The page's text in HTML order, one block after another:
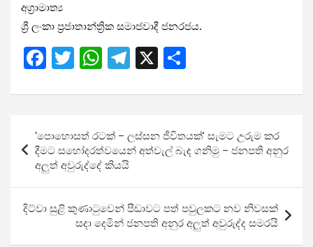
අග්‍රාමාත්‍ය
ශ්‍රී ලංකා ප්‍රජාතාන්ත්‍රික සමාජවාදී ජනරජය.
F
ce
o
o
k
T
tt
er
W
at
s
A
p
p
T
e
gr
a
X
ar
navigation
‘පොහොසත් රටක් – ලස්සන ජීවිතයක්’ සැමට උරුම කර
දීමට සහෝදරත්වයෙන් අත්වැල් බැඳ ගනිමු – ජනපති අනුර
අලුත් අවුරුද්දේ කියයි
දිට්වා සුළි කුණාටුවෙන් පීඩාවට පත් පවුලකට නව නිවසක්
සදා දෙමින් ජනපති අනුර අලුත් අවුරුද්ද සමරයි